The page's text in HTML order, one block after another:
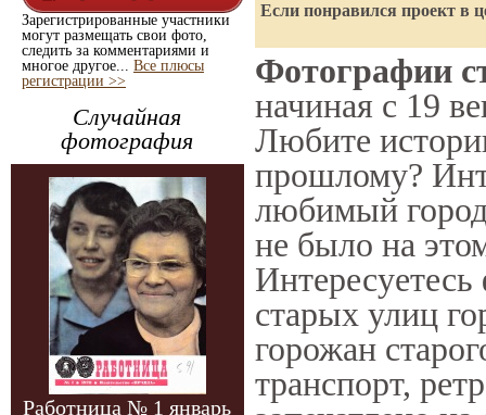
Зарегистрированные участники
могут размещать свои фото,
следить за комментариями и
многое другое... Все плюсы
регистрации >>
Случайная
фотография
Работница № 1 январь
Если понравился проект в
Фотографии
начиная с 19
Любите
прошлому?
любимый
не было на
Интересуетесь
старых улиц
горожан
транспорт,